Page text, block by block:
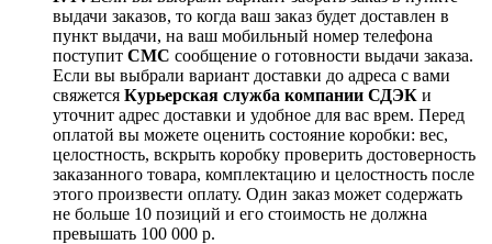
выдачи заказов, то когда ваш заказ будет доставлен в
пункт выдачи, на ваш мобильный номер телефона
поступит СМС сообщение о готовности выдачи заказа.
Если вы выбрали вариант доставки до адреса с вами
свяжется Курьерская служба компании СДЭК и
уточнит адрес доставки и удобное для вас врем. Перед
оплатой вы можете оценить состояние коробки: вес,
целостность, вскрыть коробку проверить достоверность
заказанного товара, комплектацию и целостность после
этого произвести оплату. Один заказ может содержать
не больше 10 позиций и его стоимость не должна
превышать 100 000 р.